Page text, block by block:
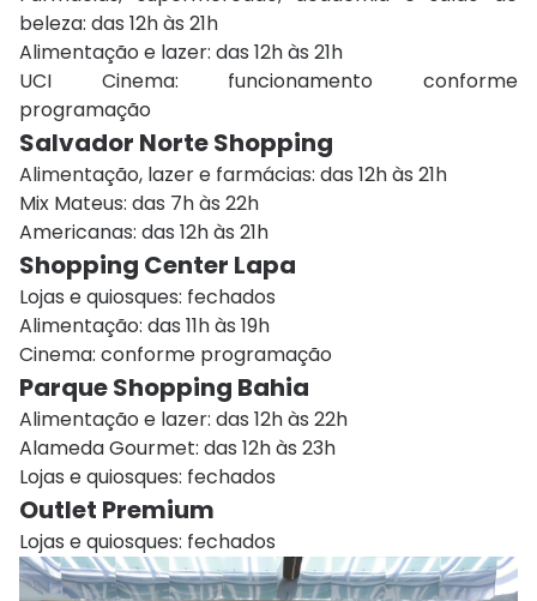
beleza: das 12h às 21h
Alimentação e lazer: das 12h às 21h
UCI Cinema: funcionamento conforme
programação
Salvador Norte Shopping
Alimentação, lazer e farmácias: das 12h às 21h
Mix Mateus: das 7h às 22h
Americanas: das 12h às 21h
Shopping Center Lapa
Lojas e quiosques: fechados
Alimentação: das 11h às 19h
Cinema: conforme programação
Parque Shopping Bahia
Alimentação e lazer: das 12h às 22h
Alameda Gourmet: das 12h às 23h
Lojas e quiosques: fechados
Outlet Premium
Lojas e quiosques: fechados